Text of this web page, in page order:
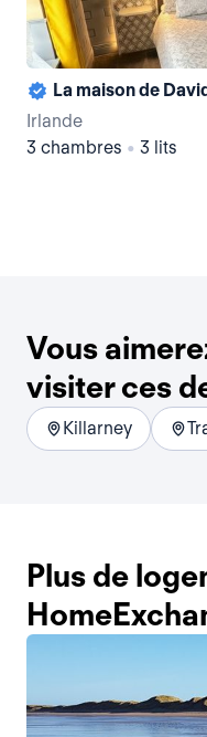
La maison de
Irlande
3 chambres • 3 lits
Vous
visiter ces
Killarney
Plus de